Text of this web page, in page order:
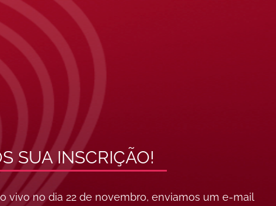
SUA INSCRIÇÃO!
vivo no dia 22 de novembro, enviamos um e-mail